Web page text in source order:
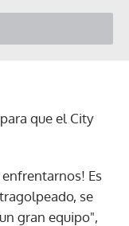
que el City
Es
se
gran equipo",